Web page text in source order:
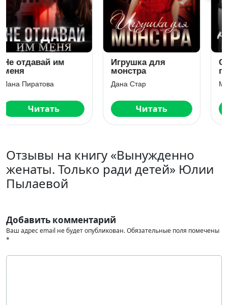
Игрушка для
монстра
Дана Стар
Читать
Семья (не) на один
год
Марья Коваленко
Читать
Отзывы на книгу «Вынужденно
женаты. Только ради детей» Юлии
Пылаевой
Добавить комментарий
Ваш адрес email не будет опубликован.Обязательные поля помечены
*